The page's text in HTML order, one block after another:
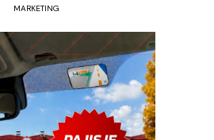
MARKETING